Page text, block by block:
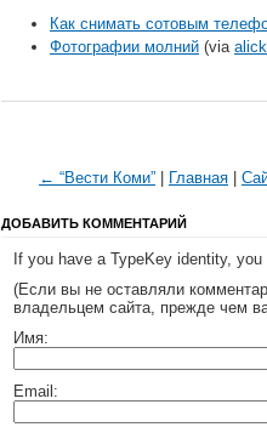
Как снимать сотовым
Фотографии молний (via
← “Вести Коми” Главная
ДОБАВИТЬ КОММЕНТАРИЙ
If you have a TypeKey identity, you
(Если вы не оставляли
владельцем сайта, прежде чем
Имя:
Email: